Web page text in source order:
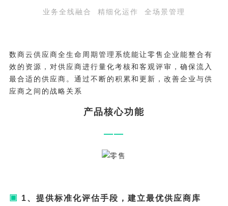
业务全线融合 精细化运作 全场景管理
数商云供应商全生命周期管理系统能让零售企业能整合有
效的资源，对供应商进行量化考核和客观评审，确保流入
最合适的供应商。通过不断的积累和更新，改善企业与供
应商之间的战略关系
产品核心功能
——
▣ 1、提供标准化评估手段，建立最优供应商库